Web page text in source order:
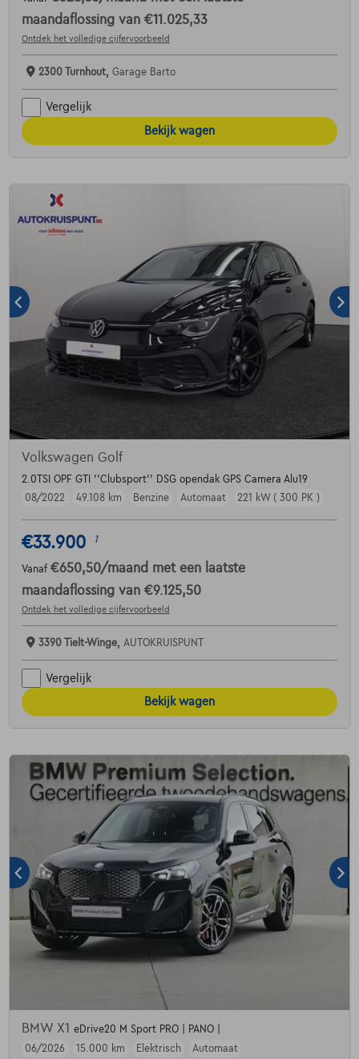
maandaflossing van €11.025,33
Ontdek het volledige cijfervoorbeeld
2300 Turnhout, Garage Barto
Vergelijk
Bekijk wagen
Volkswagen Golf
2.0TSI OPF GTI ''Clubsport'' DSG opendak GPS Camera Alu19
08/2022
49.108 km Benzine Automaat 221 kW ( 300 PK )
€33.900 1
Vanaf €650,50/maand met een laatste
maandaflossing van €9.125,50
Ontdek het volledige cijfervoorbeeld
3390 Tielt-Winge, AUTOKRUISPUNT
Vergelijk
Bekijk wagen
BMW X1 eDrive20 M Sport PRO | PANO |
06/2026
15.000 km Elektrisch
Automaat